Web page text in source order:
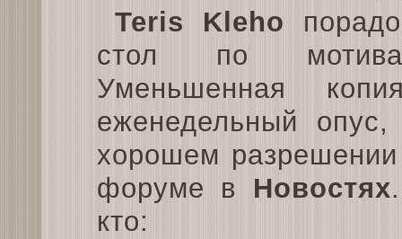
Teris Kleho
стол по
Уменьшенная
еженедельный
хорошем разрешении
форуме в Новостях
кто: